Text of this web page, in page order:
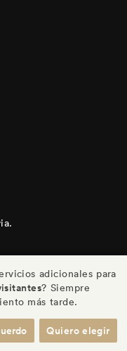
/
adicionales para
? Siempre
más tarde.
Quiero elegir